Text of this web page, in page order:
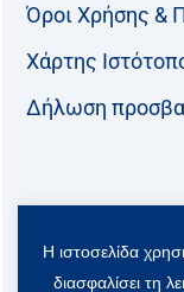
Όροι Χρήσης &
Χάρτης
Δήλωση
F
a
T
w
Η ιστοσελίδα
διασφαλίσει τη